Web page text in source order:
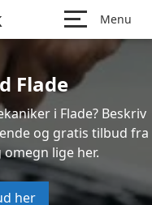
Menu
Flade
i Flade? Beskriv
og gratis tilbud fra
lige her.
her